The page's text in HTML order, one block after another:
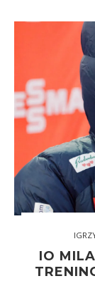
IO